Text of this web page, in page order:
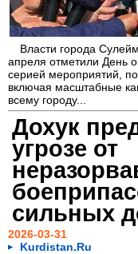
Власти города
апреля отметили День
серией мероприятий,
включая масштабные
всему городу...
Дохук
угрозе от
сильных
2026-03-31
Kurdistan.Ru